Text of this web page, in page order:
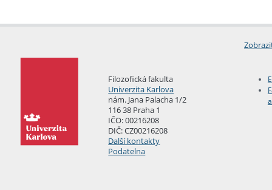
Filozofická fakulta
Univerzita Karlova
nám. Jana Palacha 1/2
116 38 Praha 1
IČO: 00216208
DIČ: CZ00216208
Další kontakty
Podatelna